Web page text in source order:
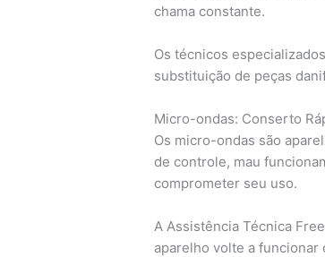
chama constante.
Os técnicos
substituição de peças
Micro-ondas: Conserto
Os micro-ondas são
de controle, mau
comprometer seu uso.
A Assistência Técnica
aparelho volte a funcionar